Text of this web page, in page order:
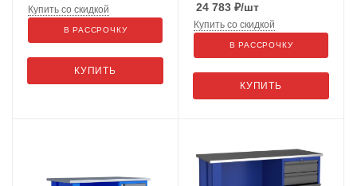
КУПИТЬ
Купить со скидкой
В РАССРОЧКУ
24 783 ₽/шт
КУПИТЬ
Купить со скидкой
В РАССРОЧКУ